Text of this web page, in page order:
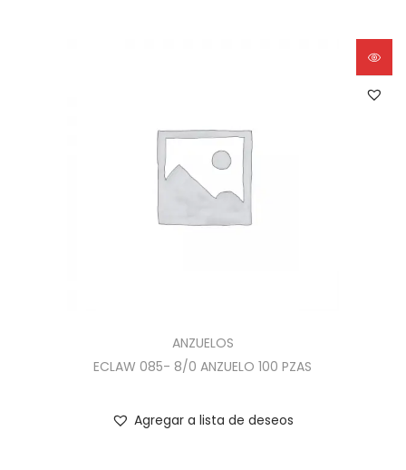
ANZUELOS
ECLAW 085- 8/0 ANZUELO 100 PZAS
Agregar a lista de deseos